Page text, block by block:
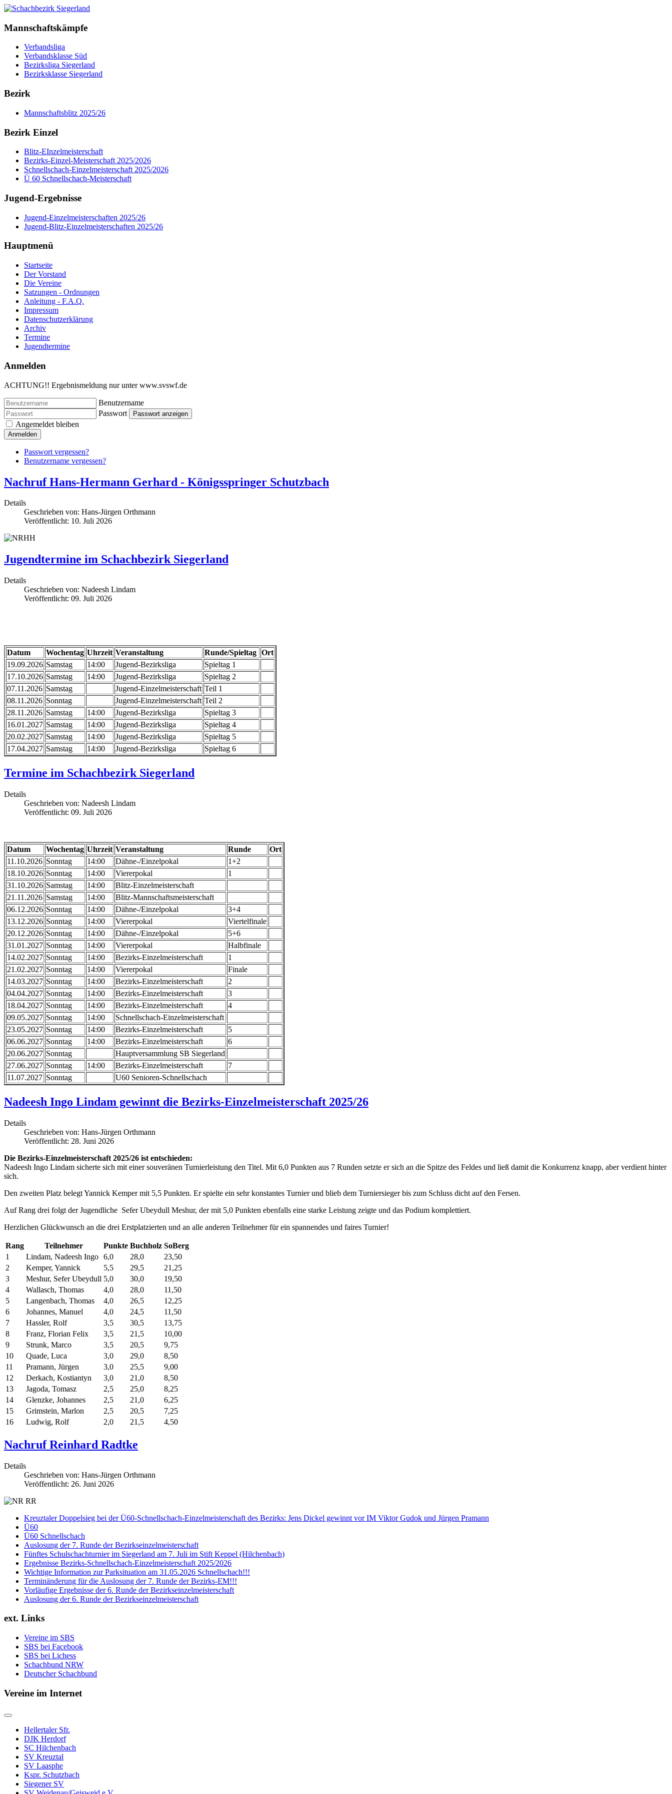
Mannschaftskämpfe
Verbandsliga
Verbandsklasse Süd
Bezirksliga Siegerland
Bezirksklasse Siegerland
Bezirk
Mannschaftsblitz 2025/26
Bezirk Einzel
Blitz-EInzelmeisterschaft
Bezirks-Einzel-Meisterschaft 2025/2026
Schnellschach-Einzelmeisterschaft 2025/2026
Ü 60 Schnellschach-Meisterschaft
Jugend-Ergebnisse
Jugend-Einzelmeisterschaften 2025/26
Jugend-Blitz-Einzelmeisterschaften 2025/26
Hauptmenü
Startseite
Der Vorstand
Die Vereine
Satzungen - Ordnungen
Anleitung - F.A.Q.
Impressum
Datenschutzerklärung
Archiv
Termine
Jugendtermine
Anmelden
ACHTUNG!! Ergebnismeldung nur unter www.svswf.de
Benutzername
Passwort
Passwort anzeigen
Angemeldet bleiben
Anmelden
Passwort vergessen?
Benutzername vergessen?
Nachruf Hans-Hermann Gerhard - Königsspringer Schutzbach
Details
Geschrieben von: Hans-Jürgen Orthmann
Veröffentlicht: 10. Juli 2026
Jugendtermine im Schachbezirk Siegerland
Details
Geschrieben von: Nadeesh Lindam
Veröffentlicht: 09. Juli 2026
Datum Wochentag Uhrzeit Veranstaltung Runde/Spieltag Ort
19.09.2026 Samstag 14:00 Jugend-Bezirksliga
Spieltag 1
17.10.2026 Samstag 14:00 Jugend-Bezirksliga
Spieltag 2
07.11.2026 Samstag Jugend-Einzelmeisterschaft Teil 1
08.11.2026 Sonntag Jugend-Einzelmeisterschaft Teil 2
28.11.2026 Samstag 14:00 Jugend-Bezirksliga
Spieltag 3
16.01.2027 Samstag 14:00 Jugend-Bezirksliga
Spieltag 4
20.02.2027 Samstag 14:00 Jugend-Bezirksliga
Spieltag 5
17.04.2027 Samstag 14:00 Jugend-Bezirksliga Spieltag 6
Termine im Schachbezirk Siegerland
Details
Geschrieben von: Nadeesh Lindam
Veröffentlicht: 09. Juli 2026
Datum Wochentag Uhrzeit Veranstaltung Runde
Ort
11.10.2026 Sonntag 14:00 Dähne-/Einzelpokal
1+2
18.10.2026 Sonntag 14:00 Viererpokal
1
31.10.2026 Samstag 14:00
Blitz-Einzelmeisterschaft
21.11.2026 Samstag 14:00
Blitz-Mannschaftsmeisterschaft
06.12.2026 Sonntag 14:00 Dähne-/Einzelpokal
3+4
13.12.2026 Sonntag 14:00 Viererpokal
Viertelfinale
20.12.2026 Sonntag 14:00 Dähne-/Einzelpokal
5+6
31.01.2027 Sonntag 14:00 Viererpokal
Halbfinale
14.02.2027 Sonntag 14:00 Bezirks-Einzelmeisterschaft
1
21.02.2027 Sonntag 14:00 Viererpokal
Finale
14.03.2027 Sonntag 14:00 Bezirks-Einzelmeisterschaft
2
04.04.2027 Sonntag 14:00 Bezirks-Einzelmeisterschaft
3
18.04.2027 Sonntag 14:00 Bezirks-Einzelmeisterschaft
4
09.05.2027 Sonntag 14:00
Schnellschach-Einzelmeisterschaft
23.05.2027 Sonntag 14:00 Bezirks-Einzelmeisterschaft
5
06.06.2027 Sonntag 14:00 Bezirks-Einzelmeisterschaft
6
20.06.2027 Sonntag
Hauptversammlung SB Siegerland
27.06.2027 Sonntag 14:00 Bezirks-Einzelmeisterschaft
7
11.07.2027 Sonntag U60 Senioren-Schnellschach
Nadeesh Ingo Lindam gewinnt die Bezirks-Einzelmeisterschaft 2025/26
Details
Geschrieben von: Hans-Jürgen Orthmann
Veröffentlicht: 28. Juni 2026
Die Bezirks-Einzelmeisterschaft 2025/26 ist entschieden:
Nadeesh Ingo Lindam sicherte sich mit einer souveränen Turnierleistung den Titel. Mit 6,0 Punkten aus 7 Runden setzte er sich an die Spitze des Feldes und ließ damit die Konkurrenz knapp, aber verdient hinter
sich.
Den zweiten Platz belegt Yannick Kemper mit 5,5 Punkten. Er spielte ein sehr konstantes Turnier und blieb dem Turniersieger bis zum Schluss dicht auf den Fersen.
Auf Rang drei folgt der Jugendliche Sefer Ubeydull Meshur, der mit 5,0 Punkten ebenfalls eine starke Leistung zeigte und das Podium komplettiert.
Herzlichen Glückwunsch an die drei Erstplatzierten und an alle anderen Teilnehmer für ein spannendes und faires Turnier!
Rang Teilnehmer Punkte Buchholz SoBerg
1
Lindam, Nadeesh Ingo 6,0 28,0
23,50
2
Kemper, Yannick 5,5 29,5
21,25
3
Meshur, Sefer Ubeydull 5,0 30,0
19,50
4
Wallasch, Thomas 4,0 28,0
11,50
5
Langenbach, Thomas 4,0 26,5
12,25
6
Johannes, Manuel 4,0 24,5
11,50
7
Hassler, Rolf 3,5 30,5
13,75
8
Franz, Florian Felix 3,5 21,5
10,00
9
Strunk, Marco 3,5 20,5
9,75
10
Quade, Luca 3,0 29,0
8,50
11
Pramann, Jürgen 3,0 25,5
9,00
12
Derkach, Kostiantyn 3,0 21,0
8,50
13
Jagoda, Tomasz 2,5 25,0
8,25
14
Glenzke, Johannes 2,5 21,0
6,25
15
Grimstein, Marlon 2,5 20,5
7,25
16
Ludwig, Rolf 2,0 21,5 4,50
Nachruf Reinhard Radtke
Details
Geschrieben von: Hans-Jürgen Orthmann
Veröffentlicht: 26. Juni 2026
Kreuztaler Doppelsieg bei der Ü60-Schnellschach-Einzelmeisterschaft des Bezirks: Jens Dickel gewinnt vor IM Viktor Gudok und Jürgen Pramann
Ü60
Ü60 Schnellschach
Auslosung der 7. Runde der Bezirkseinzelmeisterschaft
Fünftes Schulschachturnier im Siegerland am 7. Juli im Stift Keppel (Hilchenbach)
Ergebnisse Bezirks-Schnellschach-Einzelmeisterschaft 2025/2026
Wichtige Information zur Parksituation am 31.05.2026 Schnellschach!!!
Terminänderung für die Auslosung der 7. Runde der Bezirks-EM!!!
Vorläufige Ergebnisse der 6. Runde der Bezirkseinzelmeisterschaft
Auslosung der 6. Runde der Bezirkseinzelmeisterschaft
ext. Links
Vereine im SBS
SBS bei Facebook
SBS bei Lichess
Schachbund NRW
Deutscher Schachbund
Vereine im Internet
Hellertaler Sfr.
DJK Herdorf
SC Hilchenbach
SV Kreuztal
SV Laasphe
Kspr. Schutzbach
Siegener SV